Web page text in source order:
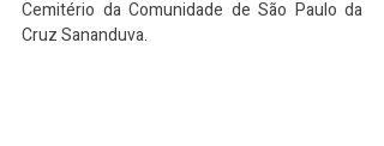
Cemitério da Comunidade de São Paulo da
Cruz Sananduva.